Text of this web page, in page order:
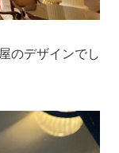
のデザインでし